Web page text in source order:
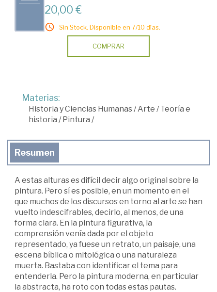
20,00 €
Sin Stock. Disponible en 7/10 días.
COMPRAR
Materias:
Historia y Ciencias Humanas /Arte /Teoría e
historia /Pintura /
Resumen
A estas alturas es difícil decir algo original sobre la
pintura. Pero sí es posible, en un momento en el
que muchos de los discursos en torno al arte se han
vuelto indescifrables, decirlo, al menos, de una
forma clara. En la pintura figurativa, la
comprensión venía dada por el objeto
representado, ya fuese un retrato, un paisaje, una
escena bíblica o mitológica o una naturaleza
muerta. Bastaba con identificar el tema para
entenderla. Pero la pintura moderna, en particular
la abstracta, ha roto con todas estas pautas.